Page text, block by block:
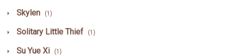
Skylen (1)
Solitary Little Thief (1)
Su Yue Xi (1)